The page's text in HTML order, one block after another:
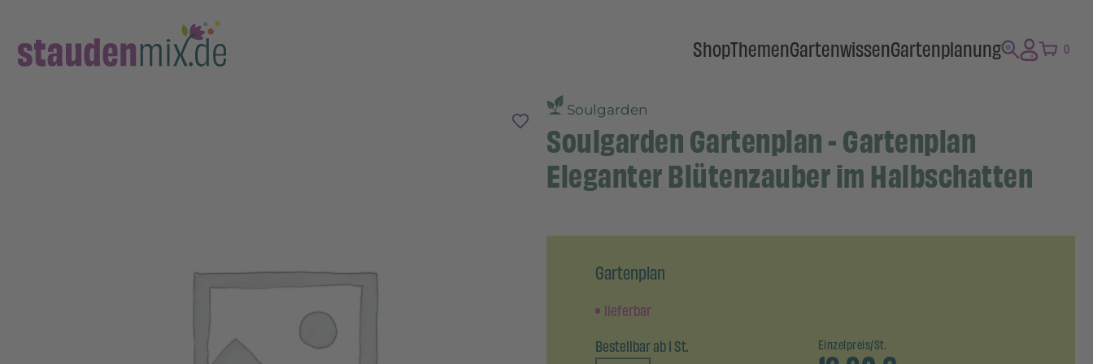
ShopThemenGartenwissenGartenplanung 0
Soulgarden
Soulgarden Gartenplan - Gartenplan
Eleganter Blütenzauber im Halbschatten
Gartenplan
lieferbar
Bestellbar ab 1 St.
Einzelpreis/St.